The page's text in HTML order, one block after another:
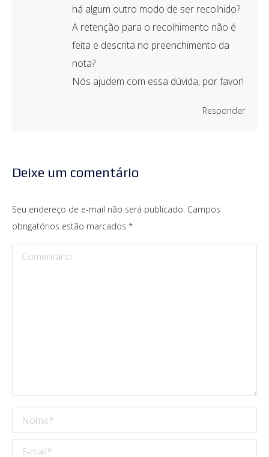
há algum outro modo de ser recolhido?
A retenção para o recolhimento não é
feita e descrita no preenchimento da
nota?
Nós ajudem com essa dúvida, por favor!
Responder
Deixe um comentário
Seu endereço de e-mail não será publicado. Campos
obrigatórios estão marcados *
Comentário
Nome *
E-mail *